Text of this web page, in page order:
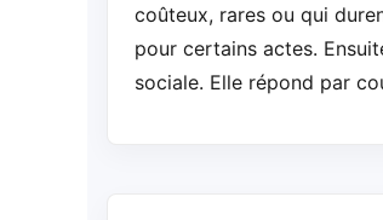
coûteux, rares ou qui
pour certains actes.
sociale. Elle répond par